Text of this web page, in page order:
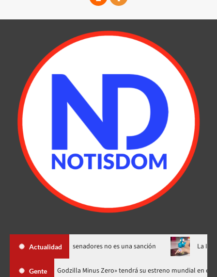
Actualidad
a empresas de senadores no es una sanción La IA
Gente
pasó en la vida «Godzilla Minus Zero» tendrá su estreno